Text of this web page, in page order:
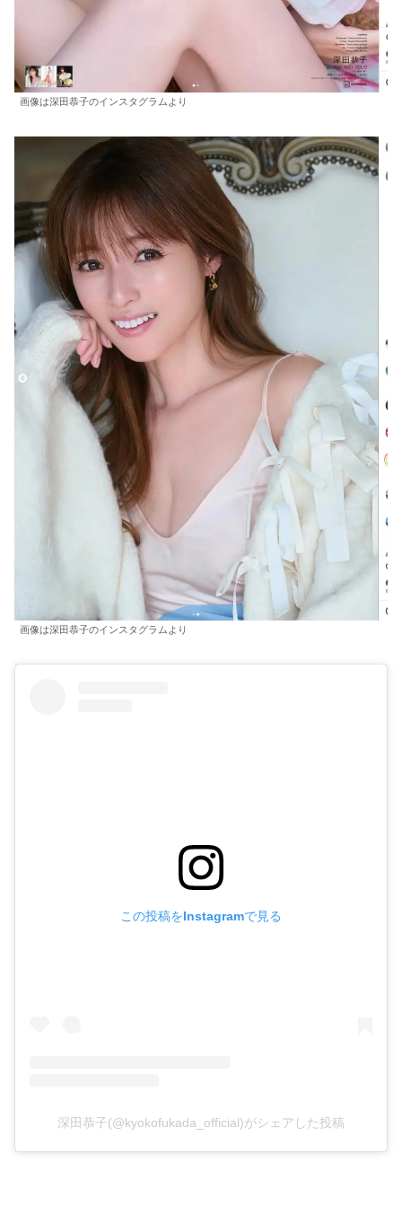
画像は深田恭子のインスタグラムより
画像は深田恭子のインスタグラムより
この投稿をInstagramで見る
深田恭子(@kyokofukada_official)がシェアした投稿